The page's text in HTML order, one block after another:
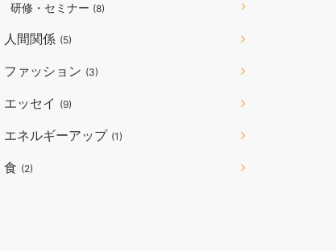
研修・セミナー (8)
人間関係 (5)
ファッション (3)
エッセイ (9)
エネルギーアップ (1)
食 (2)